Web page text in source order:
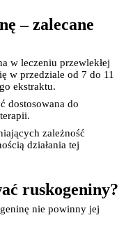
– zalecane
w leczeniu przewlekłej
w przedziale od 7 do 11
ekstraktu.
dostosowana do
zależność
działania tej
ruskogeniny?
nie powinny jej